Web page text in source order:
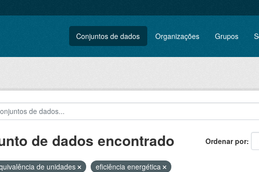
Conjuntos de dados Organizações Grupos
Ordenar por
de dados encontrado
de unidades
eficiência energética